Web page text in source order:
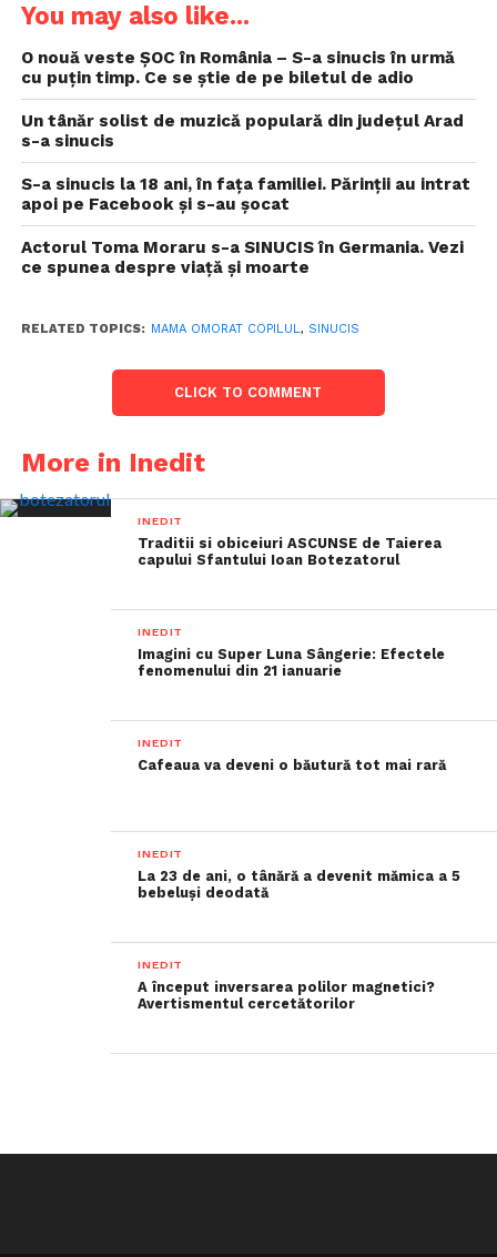
You may also like...
O nouă veste ȘOC în România – S-a sinucis în urmă
cu puțin timp. Ce se știe de pe biletul de adio
Un tânăr solist de muzică populară din județul Arad
s-a sinucis
S-a sinucis la 18 ani, în fața familiei. Părinții au intrat
apoi pe Facebook și s-au șocat
Actorul Toma Moraru s-a SINUCIS în Germania. Vezi
ce spunea despre viaţă şi moarte
RELATED TOPICS: MAMA OMORAT COPILUL, SINUCIS
CLICK TO COMMENT
More in Inedit
INEDIT
Traditii si obiceiuri ASCUNSE de Taierea
capului Sfantului Ioan Botezatorul
INEDIT
Imagini cu Super Luna Sângerie: Efectele
fenomenului din 21 ianuarie
INEDIT
Cafeaua va deveni o băutură tot mai rară
INEDIT
La 23 de ani, o tânără a devenit mămica a 5
bebeluși deodată
INEDIT
A început inversarea polilor magnetici?
Avertismentul cercetătorilor